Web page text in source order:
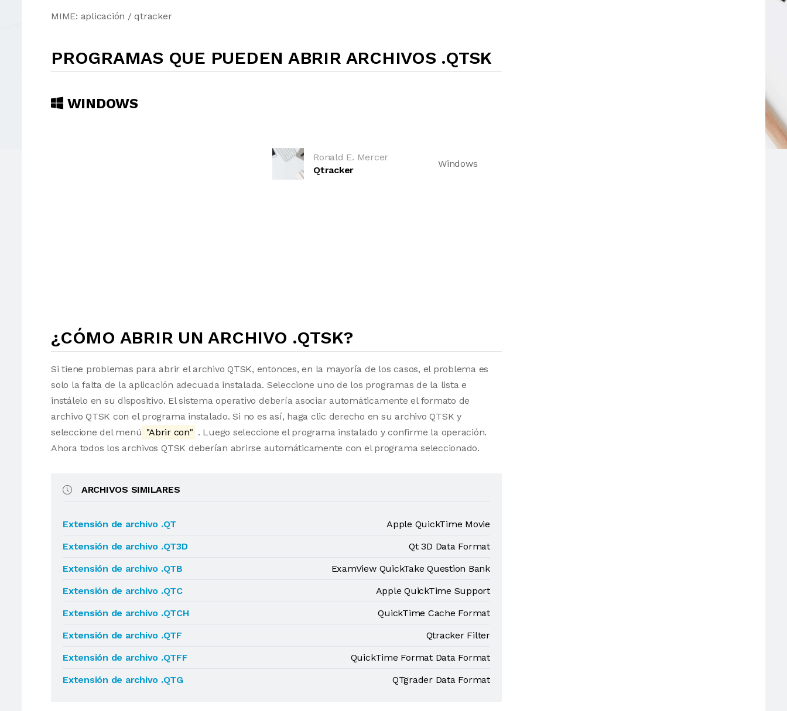
MIME: aplicación / qtracker
PROGRAMAS QUE PUEDEN ABRIR ARCHIVOS .QTSK
WINDOWS
Ronald E. Mercer
Qtracker
Windows
¿CÓMO ABRIR UN ARCHIVO .QTSK?
Si tiene problemas para abrir el archivo QTSK, entonces, en la mayoría de los casos, el problema es
solo la falta de la aplicación adecuada instalada. Seleccione uno de los programas de la lista e
instálelo en su dispositivo. El sistema operativo debería asociar automáticamente el formato de
archivo QTSK con el programa instalado. Si no es así, haga clic derecho en su archivo QTSK y
seleccione del menú "Abrir con" . Luego seleccione el programa instalado y confirme la operación.
Ahora todos los archivos QTSK deberían abrirse automáticamente con el programa seleccionado.
ARCHIVOS SIMILARES
Extensión de archivo .QT
Apple QuickTime Movie
Extensión de archivo .QT3D
Qt 3D Data Format
Extensión de archivo .QTB
ExamView QuickTake Question Bank
Extensión de archivo .QTC
Apple QuickTime Support
Extensión de archivo .QTCH
QuickTime Cache Format
Extensión de archivo .QTF
Qtracker Filter
Extensión de archivo .QTFF
QuickTime Format Data Format
Extensión de archivo .QTG
QTgrader Data Format